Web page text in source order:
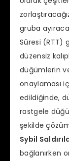
gruba
Süresi (RTT)
düzensiz
düğümlerin
onaylaması
edildiğinde,
rastgele
şekilde
Sybil
bağlanırken